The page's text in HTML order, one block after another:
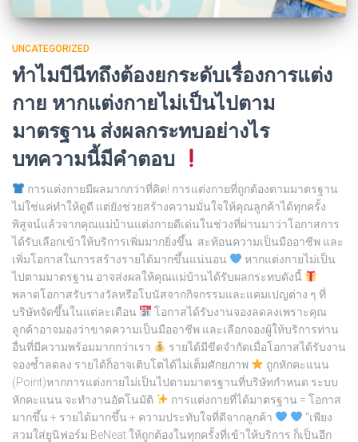
UNCATEGORIZED
ทำไมบีนีทถึงต้องยกระดับเรื่องการแต่ง
กาย หากแต่งกายไม่เป็นไปตาม
มาตรฐาน ส่งผลกระทบอย่างไร
บทความนี้มีคำตอบ
การแต่งกายมีผลมากกว่าที่คิด! การแต่งกายที่ถูกต้องตามมาตรฐาน
ไม่ใช่แค่ทำให้ดูดี แต่ยังช่วยสร้างความมั่นใจให้คุณลูกค้าได้ทุกครั้ง
พิสูจน์แล้วจากคุณแม่บ้านแต่งกายดีเด่นในช่วงที่ผ่านมาว่าโอกาสการ
ได้รับเลือกเข้าให้บริการเพิ่มมากยิ่งขึ้น สะท้อนความเป็นมืออาชีพ และ
เพิ่มโอกาสในการสร้างรายได้มากขึ้นแน่นอน
หากแต่งกายไม่เป็น
ไปตามมาตรฐาน อาจส่งผลให้คุณแม่บ้านได้รับผลกระทบดังนี้
พลาดโอกาสรับรางวัลหรือโบนัสจากกิจกรรมและแคมเปญต่าง ๆ ที่
บริษัทจัดขึ้นในแต่ละเดือน
โอกาสได้รับงานจองลดลงเพราะคุณ
ลูกค้าอาจมองว่าขาดความเป็นมืออาชีพ และเลือกจองผู้ให้บริการท่าน
อื่นที่มีความพร้อมมากกว่าเรา
รายได้มีขีดจำกัดเมื่อโอกาสได้รับงาน
จองซ้ำลดลง รายได้ก็อาจเติบโตได้ไม่เต็มศักยภาพ
ถูกหักคะแนน
(Point)หากการแต่งกายไม่เป็นไปตามมาตรฐานที่บริษัทกำหนด ระบบ
หักคะแนน จะทำงานอัตโนมัติ
การแต่งกายที่ได้มาตรฐาน = โอกาส
มากขึ้น + รายได้มากขึ้น + ความประทับใจที่ดีจากลูกค้า
“เพียง
สวมใส่ยูนิฟอร์ม BeNeat ให้ถูกต้องในทุกครั้งที่เข้าให้บริการ ก็เป็นอีก